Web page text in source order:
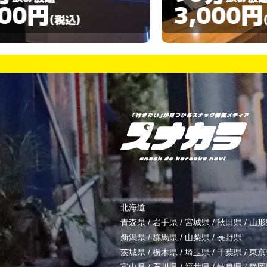
3,000円(税込)
北海道
青森県/岩手県 / 宮城県 /秋田県 /山
新潟県 / 群馬県 / 山梨県/長野県
茨城県 / 栃木県 / 埼玉県/ 千葉県 /東